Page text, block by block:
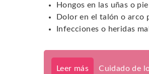
Hongos en las uñas o
Dolor en el talón o arco
Infecciones o heridas
Leer más Cuidado de